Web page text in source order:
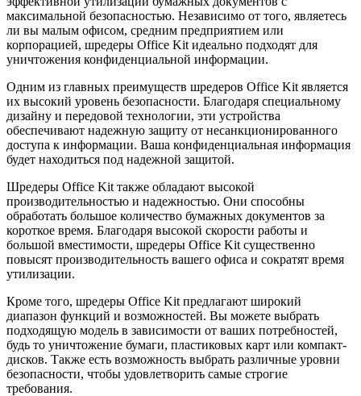
максимальной безопасностью. Независимо от того, являетесь
ли вы малым офисом, средним предприятием или
корпорацией, шредеры Office Kit идеально подходят для
уничтожения конфиденциальной информации.
Одним из главных преимуществ шредеров Office Kit является
их высокий уровень безопасности. Благодаря специальному
дизайну и передовой технологии, эти устройства
обеспечивают надежную защиту от несанкционированного
доступа к информации. Ваша конфиденциальная информация
будет находиться под надежной защитой.
Шредеры Office Kit также обладают высокой
производительностью и надежностью. Они способны
обработать большое количество бумажных документов за
короткое время. Благодаря высокой скорости работы и
большой вместимости, шредеры Office Kit существенно
повысят производительность вашего офиса и сократят время
утилизации.
Кроме того, шредеры Office Kit предлагают широкий
диапазон функций и возможностей. Вы можете выбрать
подходящую модель в зависимости от ваших потребностей,
будь то уничтожение бумаги, пластиковых карт или компакт-
дисков. Также есть возможность выбрать различные уровни
безопасности, чтобы удовлетворить самые строгие
требования.